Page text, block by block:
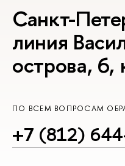
Санкт-
линия
острова, 6,
ПО ВСЕМ ВОПРОСАМ
+7 (812)